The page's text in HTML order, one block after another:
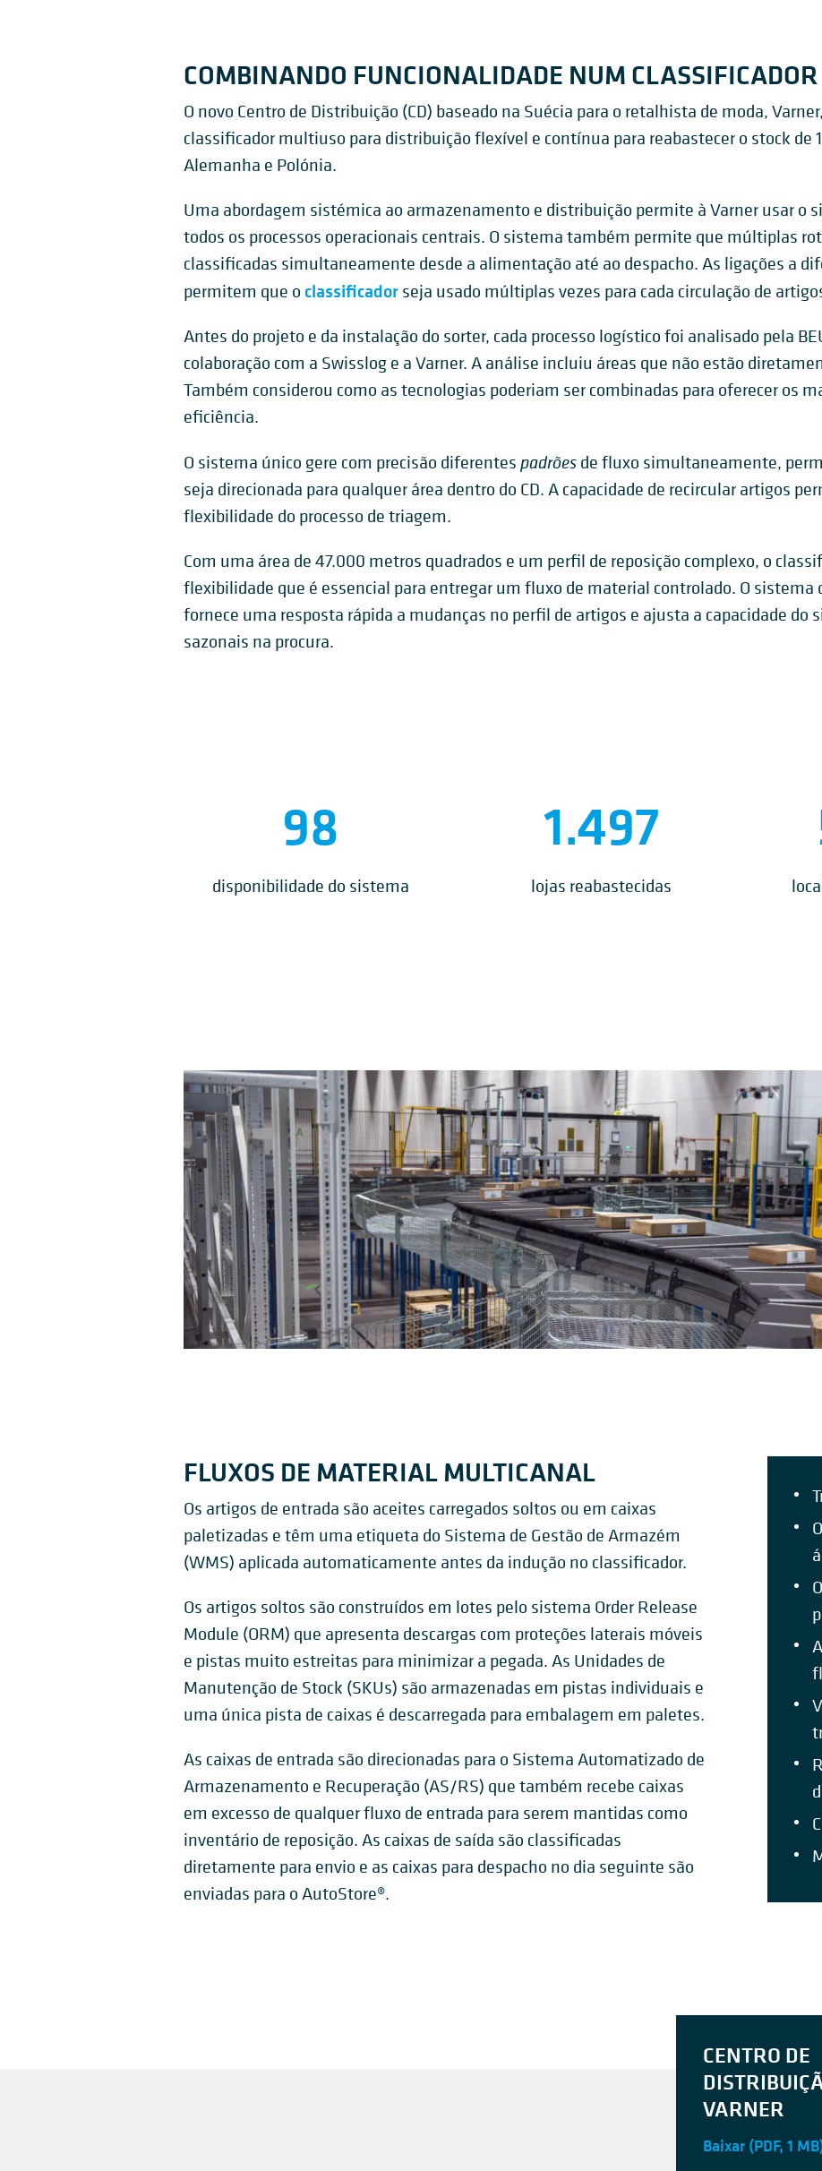
COMBINANDO FUNCIONALIDADE NUM CLASSIFICADOR
O novo Centro de Distribuição (CD) baseado na Suécia para o retalhista de moda,
classificador multiuso para distribuição flexível e contínua para reabastecer o stock de
Alemanha e Polónia.
Uma abordagem sistémica ao armazenamento e distribuição permite à Varner usar o
todos os processos operacionais centrais. O sistema também permite que múltiplas
classificadas simultaneamente desde a alimentação até ao despacho. As ligações a
permitem que o classificadorseja usado múltiplas vezes para cada circulação de
Antes do projeto e da instalação do sorter, cada processo logístico foi analisado pela
colaboração com a Swisslog e a Varner. A análise incluiu áreas que não estão
Também considerou como as tecnologias poderiam ser combinadas para oferecer os
eficiência.
O sistema único gere com precisão diferentes padrõesde fluxo simultaneamente,
seja direcionada para qualquer área dentro do CD. A capacidade de recircular artigos
flexibilidade do processo de triagem.
Com uma área de 47.000 metros quadrados e um perfil de reposição complexo, o
flexibilidade que é essencial para entregar um fluxo de material controlado. O
fornece uma resposta rápida a mudanças no perfil de artigos e ajusta a capacidade do
sazonais na procura.
98
disponibilidade do sistema
1.500
lojas reabastecidas
FLUXOS DE MATERIAL MULTICANAL
Os artigos de entrada são aceites carregados soltos ou em caixas
paletizadas e têm uma etiqueta do Sistema de Gestão de Armazém
(WMS) aplicada automaticamente antes da indução no classificador.
Os artigos soltos são construídos em lotes pelo sistema Order Release
Module (ORM) que apresenta descargas com proteções laterais móveis
e pistas muito estreitas para minimizar a pegada. As Unidades de
Manutenção de Stock (SKUs) são armazenadas em pistas individuais e
uma única pista de caixas é descarregada para embalagem em paletes.
As caixas de entrada são direcionadas para o Sistema Automatizado de
Armazenamento e Recuperação (AS/RS) que também recebe caixas
em excesso de qualquer fluxo de entrada para serem mantidas como
inventário de reposição. As caixas de saída são classificadas
diretamente para envio e as caixas para despacho no dia seguinte são
enviadas para o AutoStore®.
CENTRO DE
VARNER
Baixar (PDF, 1